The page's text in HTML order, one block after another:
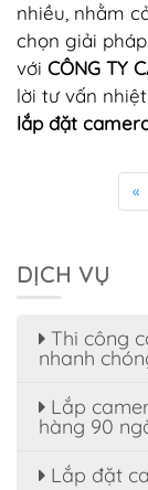
nhiều, nhằm
chọn giải pháp
với CÔNG TY
lời tư vấn
lắp đặt
«
DỊCH VỤ
Thi công
nhanh
Lắp
hàng 90
Lắp đặt